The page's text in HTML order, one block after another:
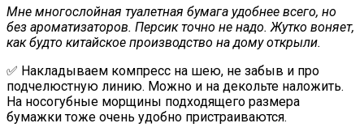
Мне многослойная туалетная бумага удобнее всего, но
без ароматизаторов. Персик точно не надо. Жутко воняет,
как будто китайское производство на дому открыли.
✅ Накладываем компресс на шею, не забыв и про
подчелюстную линию. Можно и на декольте наложить.
На носогубные морщины подходящего размера
бумажки тоже очень удобно пристраиваются.